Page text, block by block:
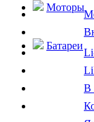
Моторы
Батареи
В